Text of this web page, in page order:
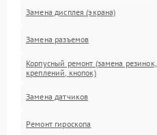
Замена дисплея (экрана)
Замена разъемов
Корпусный ремонт (замена резинок,
креплений, кнопок)
Замена датчиков
Ремонт гироскопа